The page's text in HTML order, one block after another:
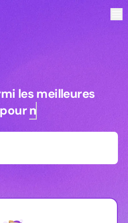
les meilleures
les meilleures
managers